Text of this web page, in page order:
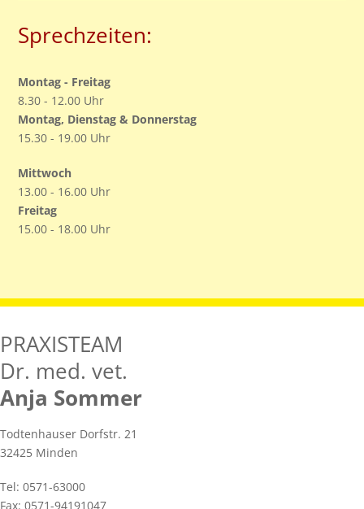
Sprechzeiten:
Montag - Freitag
8.30 - 12.00 Uhr
Montag, Dienstag & Donnerstag
15.30 - 19.00 Uhr
Mittwoch
13.00 - 16.00 Uhr
Freitag
15.00 - 18.00 Uhr
PRAXISTEAM
Dr. med. vet.
Anja Sommer
Todtenhauser Dorfstr. 21
32425 Minden
Tel: 0571-63000
Fax: 0571-94191047